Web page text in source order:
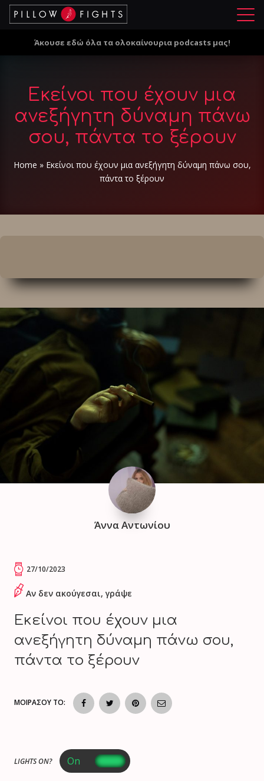
Μ
ο
Άκουσε εδώ όλα τα ολοκαίνουρια podcasts μας!
Εκείνοι που έχουν μια
ανεξήγητη δύναμη πάνω
σου, πάντα το ξέρουν
Home » Εκείνοι που έχουν μια ανεξήγητη δύναμη πάνω σου,
πάντα το ξέρουν
Άννα Αντωνίου
27/10/2023
Αν δεν ακούγεσαι, γράψε
Εκείνοι που έχουν μια
ανεξήγητη δύναμη πάνω σου,
πάντα το ξέρουν
ΜΟΙΡΑΣΟΥ ΤΟ:
LIGHTS ON?